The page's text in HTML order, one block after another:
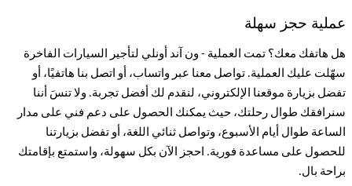
عملية حجز سهلة
هل هاتفك معك؟ تمت العملية - ون آند أونلي لتأجير السيارات الفاخرة
سهّلت عليك العملية. تواصل معنا عبر واتساب، أو اتصل بنا هاتفيًا، أو
تفضل بزيارة موقعنا الإلكتروني، لنقدم لك أفضل تجربة. ولا تنسَ أننا
سنرافقك طوال رحلتك، حيث يمكنك الحصول على دعم فني على مدار
الساعة طوال أيام الأسبوع، وتواصل ثنائي اللغة، أو تفضل بزيارتنا
للحصول على مساعدة فورية. احجز الآن بكل سهولة، واستمتع بإقامتك
براحة بال.